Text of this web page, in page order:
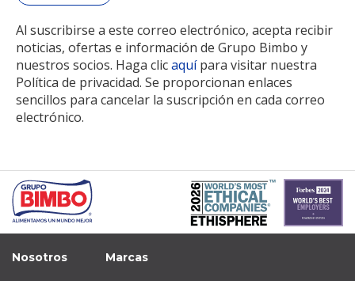
Al suscribirse a este correo electrónico, acepta recibir
noticias, ofertas e información de Grupo Bimbo y
nuestros socios. Haga clicaquípara visitar nuestra
Política de privacidad. Se proporcionan enlaces
sencillos para cancelar la suscripción en cada correo
electrónico.
Nosotros Marcas